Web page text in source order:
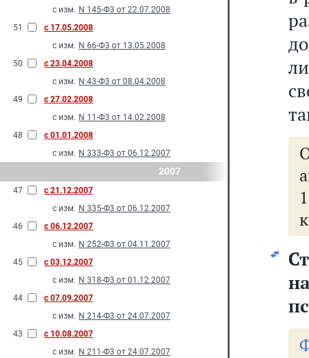
с изм. N 145-Ф3 от 22.07.2008
51
с 17.05.2008
с изм. N 66-Ф3 от 13.05.2008
50
с 23.04.2008
с изм. N 43-Ф3 от 08.04.2008
49
с 27.02.2008
с изм. N 11-Ф3 от 14.02.2008
48
с 01.01.2008
с изм. N 333-Ф3 от 06.12.2007
2007
47
с 21.12.2007
с изм. N 335-Ф3 от 06.12.2007
46
с 06.12.2007
с изм. N 252-Ф3 от 04.11.2007
45
с 03.12.2007
с изм. N 318-Ф3 от 01.12.2007
44
с 07.09.2007
с изм. N 214-Ф3 от 24.07.2007
43
с 10.08.2007
с изм. N 211-Ф3 от 24.07.2007